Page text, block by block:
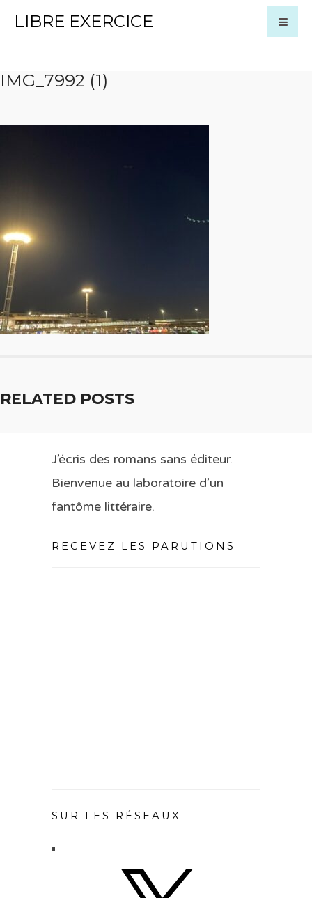
LIBRE EXERCICE
IMG_7992 (1)
RELATED POSTS
J’écris des romans sans éditeur.
Bienvenue au laboratoire d’un
fantôme littéraire.
RECEVEZ LES PARUTIONS
SUR LES RÉSEAUX